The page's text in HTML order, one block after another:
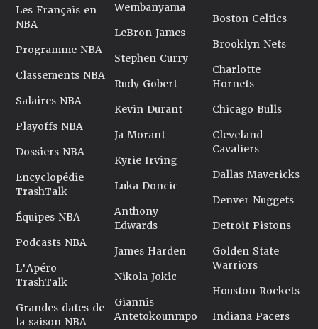
Les Français en
NBA
Programme NBA
Classements NBA
Salaires NBA
Playoffs NBA
Dossiers NBA
Encyclopédie
TrashTalk
Équipes NBA
Podcasts NBA
L'Apéro
TrashTalk
Grandes dates de
la saison NBA
Wembanyama
LeBron James
Stephen Curry
Rudy Gobert
Kevin Durant
Ja Morant
Kyrie Irving
Luka Doncic
Anthony
Edwards
James Harden
Nikola Jokic
Giannis
Antetokounmpo
Boston Celtics
Brooklyn Nets
Charlotte
Hornets
Chicago Bulls
Cleveland
Cavaliers
Dallas Mavericks
Denver Nuggets
Detroit Pistons
Golden State
Warriors
Houston Rockets
Indiana Pacers